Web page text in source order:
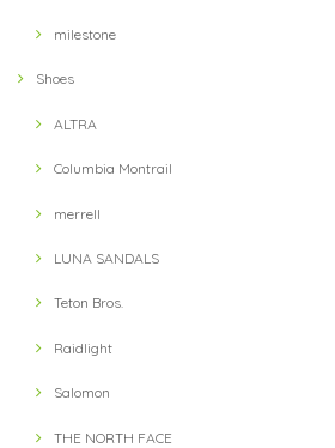
milestone
Shoes
ALTRA
Columbia Montrail
merrell
LUNA SANDALS
Teton Bros.
Raidlight
Salomon
THE NORTH FACE